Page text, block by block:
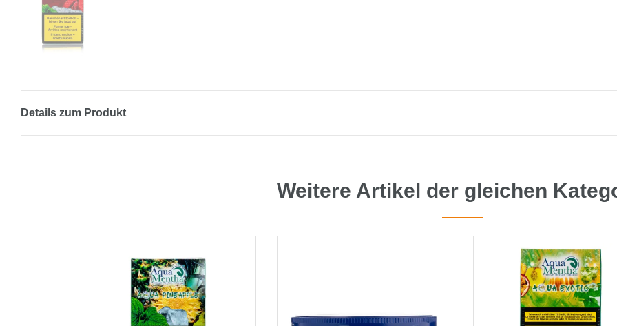
Details zum Produkt
Weitere Artikel der gleichen